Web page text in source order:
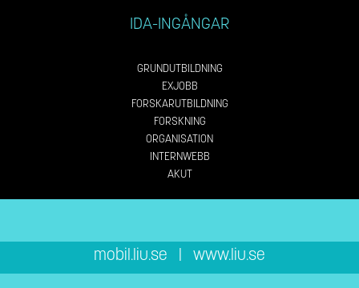
IDA-INGÅNGAR
GRUNDUTBILDNING
EXJOBB
FORSKARUTBILDNING
FORSKNING
ORGANISATION
INTERNWEBB
AKUT
mobil.liu.se | www.liu.se